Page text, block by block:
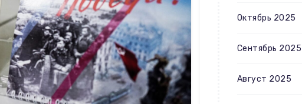
Октябрь 2025
Сентябрь 2025
Август 2025